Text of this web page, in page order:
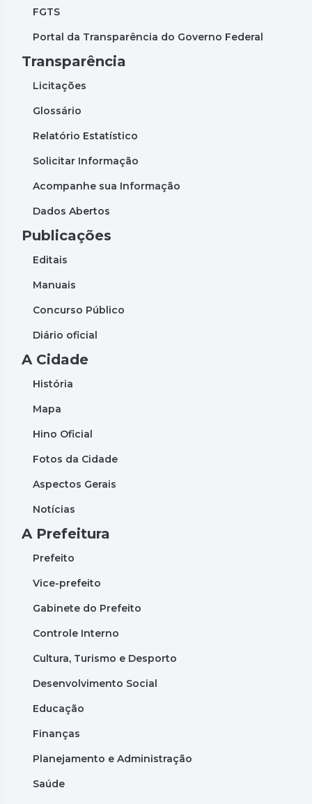
FGTS
Portal da Transparência do Governo Federal
Transparência
Licitações
Glossário
Relatório Estatístico
Solicitar Informação
Acompanhe sua Informação
Dados Abertos
Publicações
Editais
Manuais
Concurso Público
Diário oficial
A Cidade
História
Mapa
Hino Oficial
Fotos da Cidade
Aspectos Gerais
Notícias
A Prefeitura
Prefeito
Vice-prefeito
Gabinete do Prefeito
Controle Interno
Cultura, Turismo e Desporto
Desenvolvimento Social
Educação
Finanças
Planejamento e Administração
Saúde